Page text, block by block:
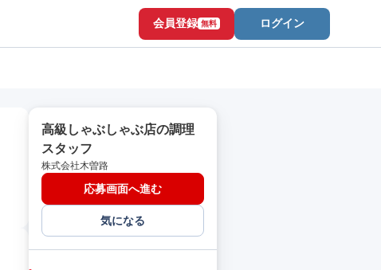
会員登録 無料 ログイン
高級しゃぶしゃぶ店の調理
スタッフ
株式会社木曽路
応募画面へ進む
気になる